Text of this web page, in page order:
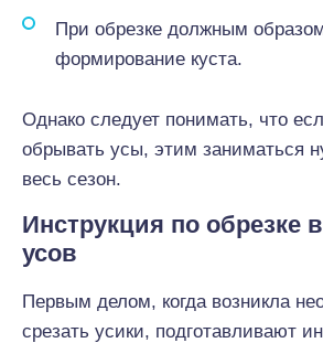
При обрезке должным
формирование куста.
Однако следует понимать, что
обрывать усы, этим заниматься
весь сезон.
Инструкция по обрезке
усов
Первым делом, когда возникла
срезать усики, подготавливают